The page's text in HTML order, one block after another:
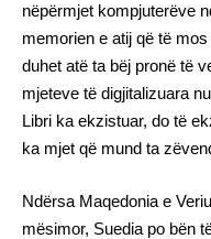
nëpërmjet kompjuterëve
memorien e atij që të
duhet atë ta bëj pronë të
mjeteve të digjitalizuara
Libri ka ekzistuar, do të
ka mjet që mund ta
Ndërsa Maqedonia e
mësimor, Suedia po bën